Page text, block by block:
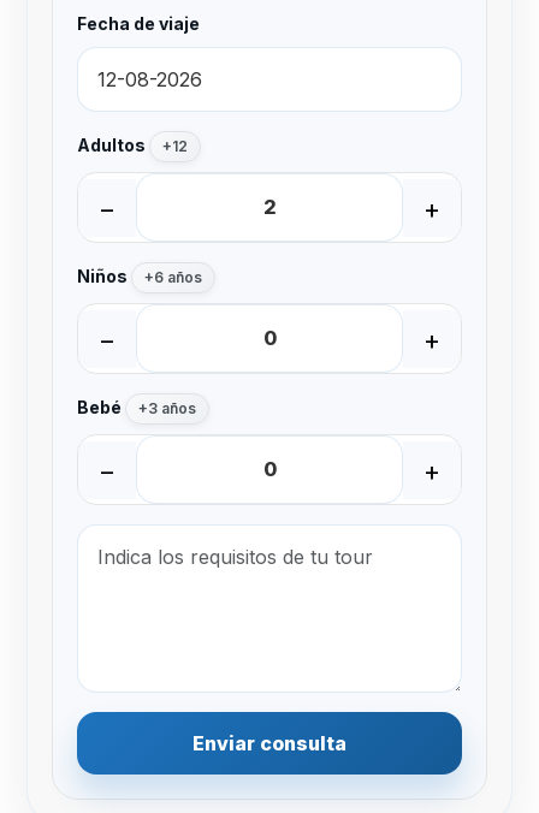
Fecha de viaje
Adultos +12
− +
Niños +6 años
− +
Bebé +3 años
− +
Enviar consulta